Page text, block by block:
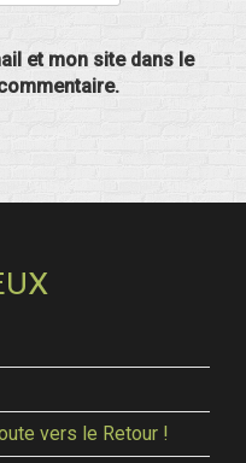
et mon site dans le
vers le Retour !